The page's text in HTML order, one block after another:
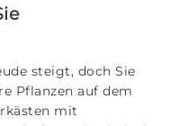
steigt, doch Sie
Pflanzen auf dem
mit